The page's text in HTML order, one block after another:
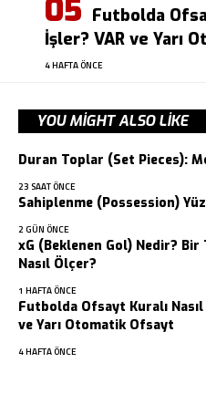
Futbolda
İşler? VAR ve Yarı
4 HAFTA ÖNCE
YOU MIGHT ALSO LIKE
Duran Toplar (Set Pieces):
23 SAAT ÖNCE
Sahiplenme (Possession)
2 GÜN ÖNCE
xG (Beklenen Gol) Nedir? Bir
Nasıl Ölçer?
1 HAFTA ÖNCE
Futbolda Ofsayt Kuralı
ve Yarı Otomatik Ofsayt
4 HAFTA ÖNCE